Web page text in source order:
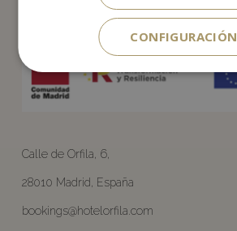
movilidad reducida.
Calle de Orfila, 6,
28010 Madrid, España
bookings@hotelorfila.com
CONFIGURACIÓN